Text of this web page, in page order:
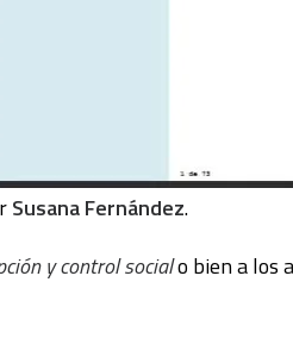
Susana Fernández.
y control socialo bien a los